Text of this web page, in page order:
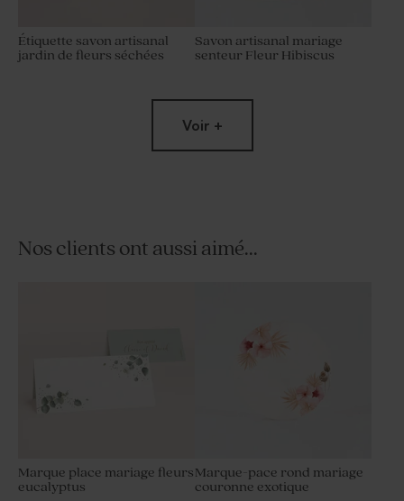
Étiquette savon artisanal
jardin de fleurs séchées
Savon artisanal mariage
senteur Fleur Hibiscus
Voir +
Nos clients ont aussi aimé...
Marque place mariage fleurs
eucalyptus
Marque-pace rond mariage
couronne exotique